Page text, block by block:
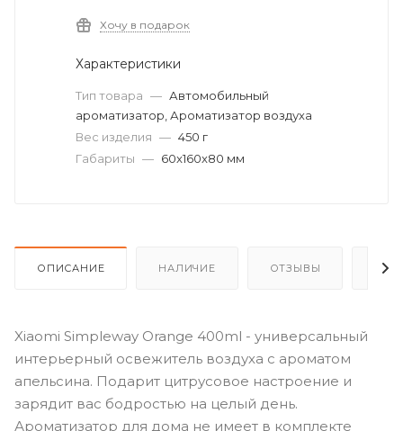
Хочу в подарок
Характеристики
Тип товара — Автомобильный
ароматизатор, Ароматизатор воздуха
Вес изделия — 450 г
Габариты — 60x160x80 мм
ОПИСАНИЕ НАЛИЧИЕ ОТЗЫВЫ
Xiaomi Simpleway Orange 400ml - универсальный
интерьерный освежитель воздуха с ароматом
апельсина. Подарит цитрусовое настроение и
зарядит вас бодростью на целый день.
Ароматизатор для дома не имеет в комплекте